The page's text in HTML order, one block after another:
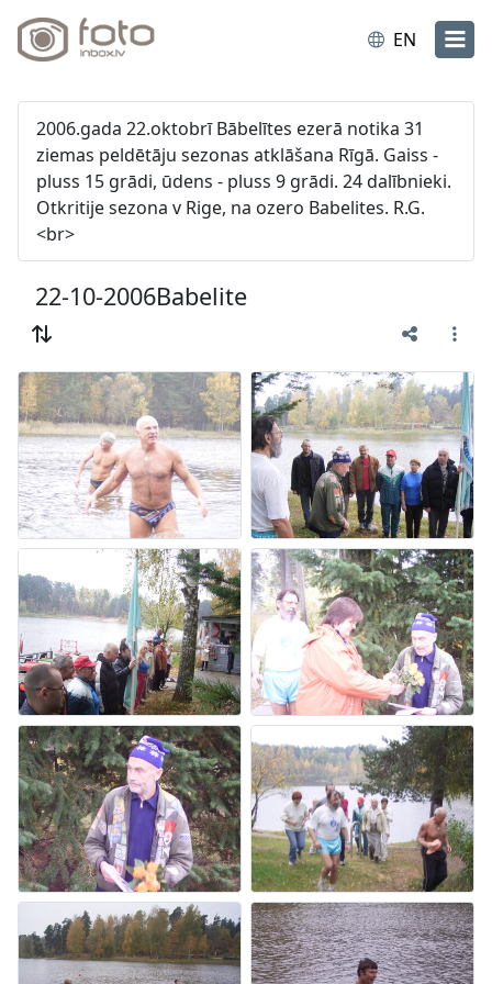
EN
2006.gada 22.oktobrī Bābelītes ezerā notika 31
ziemas peldētāju sezonas atklāšana Rīgā. Gaiss -
pluss 15 grādi, ūdens - pluss 9 grādi. 24 dalībnieki.
Otkritije sezona v Rige, na ozero Babelites. R.G.
<br>
22-10-2006Babelite